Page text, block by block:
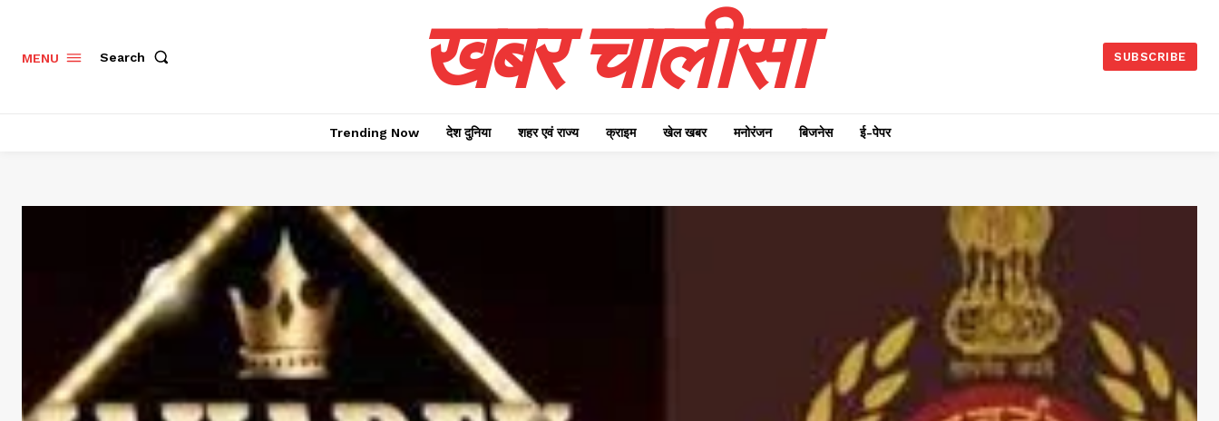
MENU Search खबर चालीसा SUBSCRIBE
Trending Now देश दुनिया शहर एवं राज्य क्राइम खेल खबर मनोरंजन बिजनेस ई-पेपर